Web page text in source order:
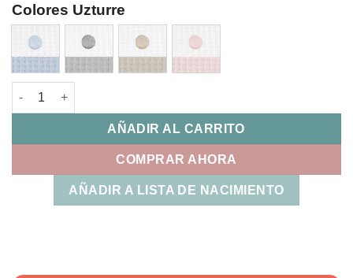
Colores Uzturre
Saco Capazo Cruzado Bopi Uzturre cantidad
AÑADIR AL CARRITO
COMPRAR AHORA
AÑADIR A LISTA DE NACIMIENTO